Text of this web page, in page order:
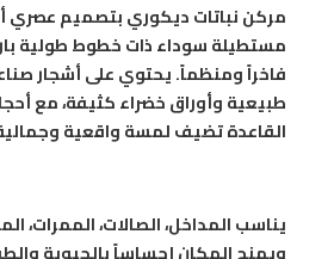
مركن نباتات ديكوري بتصميم عصري
مستطيلة سوداء ذات خطوط طولية
فاخراً ومنظماً. يحتوي على أشجار
طبيعية وأوراق خضراء كثيفة، مع
القاعدة تضيف لمسة واقعية
يناسب المداخل، الصالات، الممرات،